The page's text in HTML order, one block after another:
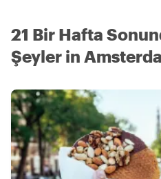
21 Bir Hafta
Şeyler in